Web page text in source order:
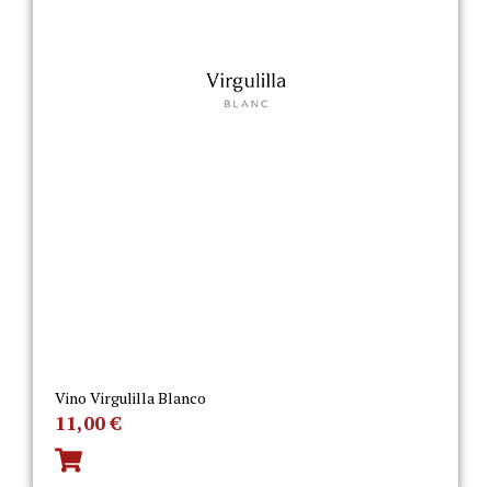
Vino Virgulilla Blanco
11,00€